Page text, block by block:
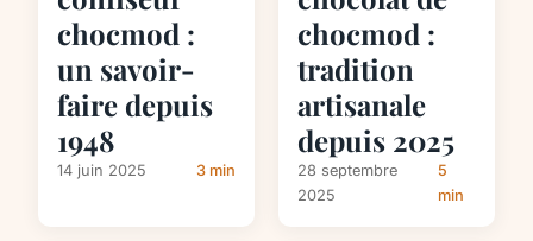
chocmod :
un savoir-
faire depuis
1948
14 juin 2025 3 min
chocmod :
tradition
artisanale
depuis 2025
28 septembre
2025
5
min